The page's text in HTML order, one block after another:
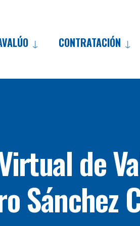
Skip
content
CONTRATACIÓN
de
Sánchez